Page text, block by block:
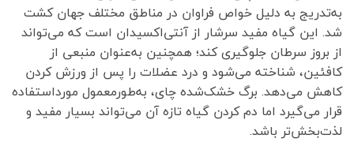
به‌تدریج به دلیل خواص فراوان در مناطق مختلف جهان کشت
شد. این گیاه مفید سرشار از آنتی‌اکسیدان است که می‌تواند
از بروز سرطان جلوگیری کند؛ همچنین به‌عنوان منبعی از
کافئین، شناخته می‌شود و درد عضلات را پس از ورزش کردن
کاهش می‌دهد. برگ خشک‌شده چای، به‌طورمعمول مورداستفاده
قرار می‌گیرد اما دم کردن گیاه تازه آن می‌تواند بسیار مفید و
لذت‌بخش‌تر باشد.